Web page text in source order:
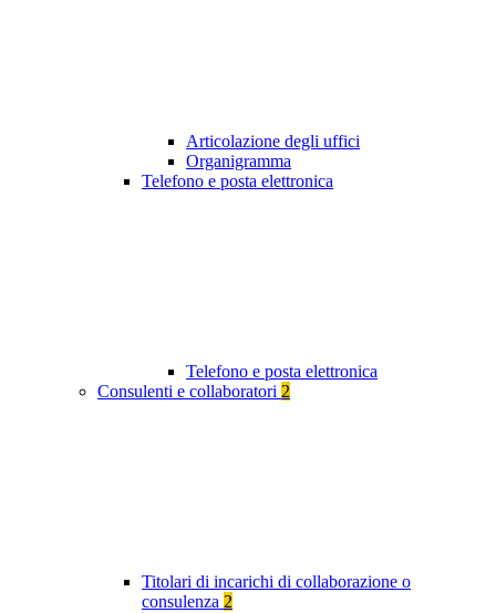
Articolazione degli uffici
Organigramma
Telefono e posta elettronica
Telefono e posta elettronica
Consulenti e collaboratori 2
Titolari di incarichi di collaborazione o
consulenza 2